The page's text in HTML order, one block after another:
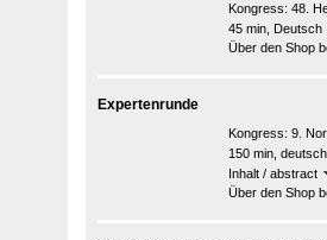
Kongress: 48.
45 min, Deutsch
Über den Shop
Expertenrunde
Kongress: 9.
150 min, deutsch
Inhalt / abstract
Über den Shop